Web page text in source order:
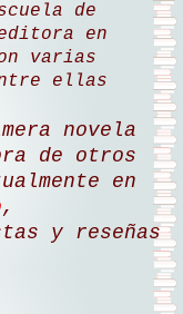
de
en
varias
ellas
novela
de otros
en
,
y reseñas